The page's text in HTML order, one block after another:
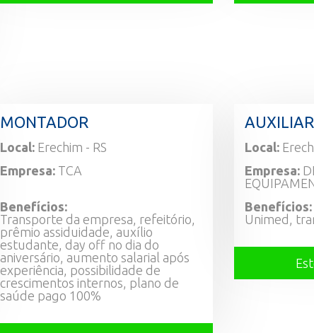
MONTADOR
Local: Erechim - RS
Empresa: TCA
Benefícios:
Transporte da empresa, refeitório,
prêmio assiduidade, auxílio
estudante, day off no dia do
aniversário, aumento salarial após
experiência, possibilidade de
crescimentos internos, plano de
saúde pago 100%
Local:
Empresa:
Benefícios:
Unimed,